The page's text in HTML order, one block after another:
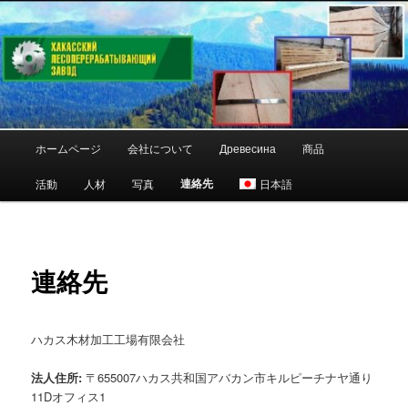
Skip
to
primary
content"Хакасский
лесоперерабатывающий завод"
Республика Хакасия
ホームページ 会社について Древесина 商品
活動 人材 写真 連絡先 日本語
連絡先
ハカス木材加工工場有限会社
法人住所: 〒655007ハカス共和国アバカン市キルピーチナヤ通り
11Dオフィス1